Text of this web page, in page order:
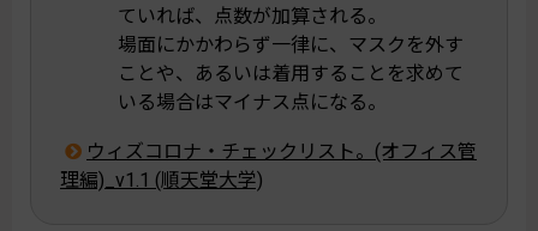
ていれば、点数が加算される。
場面にかかわらず一律に、マスクを外す
ことや、あるいは着用することを求めて
いる場合はマイナス点になる。
ウィズコロナ・チェックリスト。(オフィス管
理編)_v1.1 (順天堂大学)